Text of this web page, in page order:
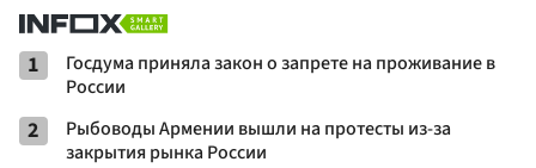
1
Госдума приняла закон о запрете на проживание в
России
2
Рыбоводы Армении вышли на протесты из-за
закрытия рынка России